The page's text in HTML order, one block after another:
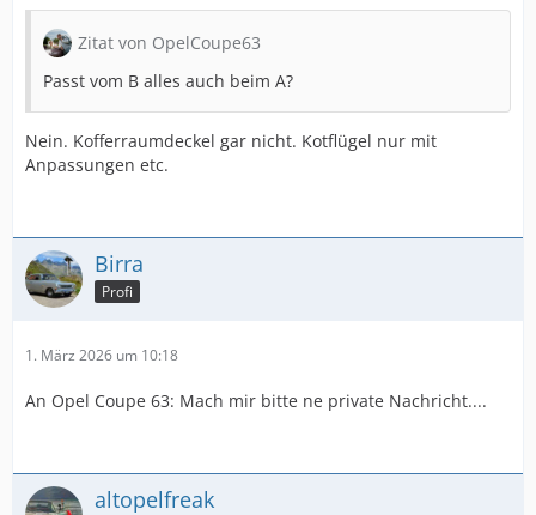
Zitat von OpelCoupe63
Passt vom B alles auch beim A?
Nein. Kofferraumdeckel gar nicht. Kotflügel nur mit
Anpassungen etc.
Birra
Profi
1. März 2026 um 10:18
An Opel Coupe 63: Mach mir bitte ne private Nachricht....
altopelfreak